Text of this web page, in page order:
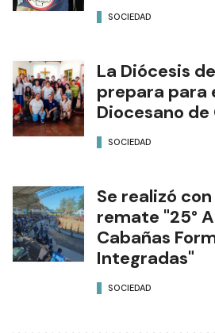
SOCIEDAD
La Diócesis
prepara para
Diocesano
SOCIEDAD
Se realizó
remate "25°
Cabañas
Integradas"
SOCIEDAD